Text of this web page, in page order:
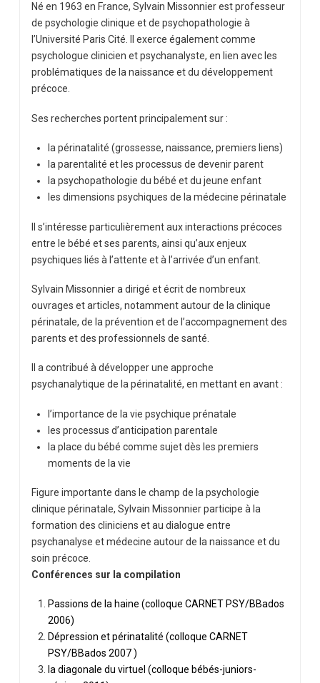
Né en 1963 en France, Sylvain Missonnier est professeur
de psychologie clinique et de psychopathologie à
l’Université Paris Cité. Il exerce également comme
psychologue clinicien et psychanalyste, en lien avec les
problématiques de la naissance et du développement
précoce.
Ses recherches portent principalement sur :
la périnatalité (grossesse, naissance, premiers liens)
la parentalité et les processus de devenir parent
la psychopathologie du bébé et du jeune enfant
les dimensions psychiques de la médecine périnatale
Il s’intéresse particulièrement aux interactions précoces
entre le bébé et ses parents, ainsi qu’aux enjeux
psychiques liés à l’attente et à l’arrivée d’un enfant.
Sylvain Missonnier a dirigé et écrit de nombreux
ouvrages et articles, notamment autour de la clinique
périnatale, de la prévention et de l’accompagnement des
parents et des professionnels de santé.
Il a contribué à développer une approche
psychanalytique de la périnatalité, en mettant en avant :
l’importance de la vie psychique prénatale
les processus d’anticipation parentale
la place du bébé comme sujet dès les premiers
moments de la vie
Figure importante dans le champ de la psychologie
clinique périnatale, Sylvain Missonnier participe à la
formation des cliniciens et au dialogue entre
psychanalyse et médecine autour de la naissance et du
soin précoce.
Conférences sur la compilation
Passions de la haine (colloque CARNET PSY/BBados
2006)
Dépression et périnatalité (colloque CARNET
PSY/BBados 2007 )
la diagonale du virtuel (colloque bébés-juniors-